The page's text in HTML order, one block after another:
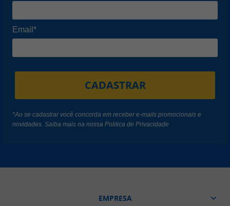
Email*
CADASTRAR
*Ao se cadastrar você concorda em receber e-mails promocionais e
novidades. Saiba mais na nossaPolitica de Privacidade
EMPRESA